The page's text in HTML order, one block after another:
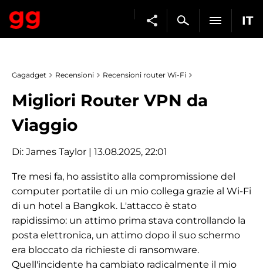
IT
Gagadget Recensioni Recensioni router Wi-Fi
Migliori Router VPN da
Viaggio
Di: James Taylor | 13.08.2025, 22:01
Tre mesi fa, ho assistito alla compromissione del
computer portatile di un mio collega grazie al Wi-Fi
di un hotel a Bangkok. L'attacco è stato
rapidissimo: un attimo prima stava controllando la
posta elettronica, un attimo dopo il suo schermo
era bloccato da richieste di ransomware.
Quell'incidente ha cambiato radicalmente il mio